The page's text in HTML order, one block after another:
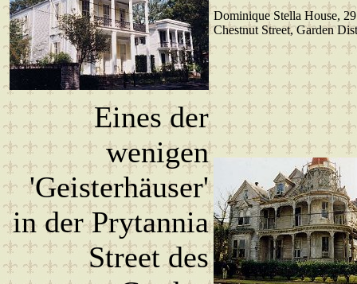
Dominique Stella House,
Chestnut Street, Garden
Eines der
wenigen
'Geisterhäuser'
in der Prytannia
Street des